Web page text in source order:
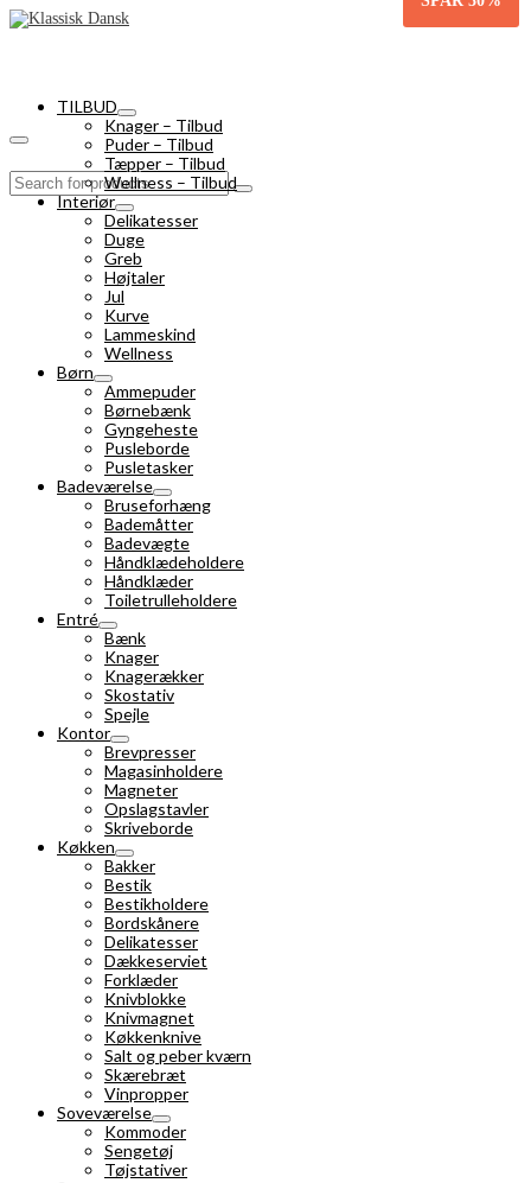
Search
for:
TILBUD
Knager – Tilbud
Puder – Tilbud
Tæpper – Tilbud
Wellness – Tilbud
Interiør
Delikatesser
Duge
Greb
Højtaler
Jul
Kurve
Lammeskind
Wellness
Børn
Ammepuder
Børnebænk
Gyngeheste
Pusleborde
Pusletasker
Badeværelse
Bruseforhæng
Bademåtter
Badevægte
Håndklædeholdere
Håndklæder
Toiletrulleholdere
Entré
Bænk
Knager
Knagerækker
Skostativ
Spejle
Kontor
Brevpresser
Magasinholdere
Magneter
Opslagstavler
Skriveborde
Køkken
Bakker
Bestik
Bestikholdere
Bordskånere
Delikatesser
Dækkeserviet
Forklæder
Knivblokke
Knivmagnet
Køkkenknive
Salt og peber kværn
Skærebræt
Vinpropper
Soveværelse
Kommoder
Sengetøj
Tøjstativer